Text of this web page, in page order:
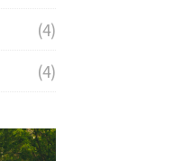
(4)
(4)